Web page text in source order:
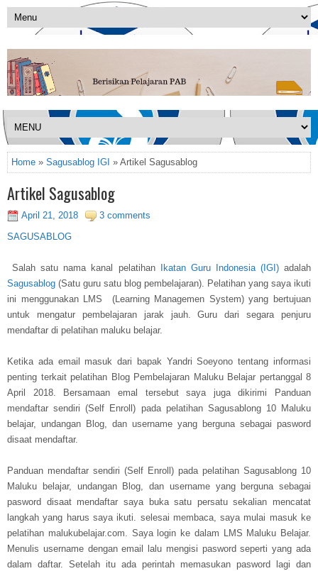
Home » Sagusablog IGI » Artikel Sagusablog
Artikel Sagusablog
April 21, 2018
3 comments
SAGUSABLOG
Salah satu nama kanal pelatihan Ikatan Guru Indonesia (IGI)adalah
Sagusablog (Satu guru satu blog pembelajaran). Pelatihan yang saya ikuti
ini menggunakan LMS (Learning Managemen System) yang bertujuan
untuk mengatur pembelajaran jarak jauh. Guru dari segara penjuru
mendaftar di pelatihan maluku belajar.
Ketika ada email masuk dari bapak Yandri Soeyono tentang informasi
penting terkait pelatihan Blog Pembelajaran Maluku Belajar pertanggal 8
April 2018. Bersamaan emal tersebut saya juga dikirimi Panduan
mendaftar sendiri (Self Enroll) pada pelatihan Sagusablong 10 Maluku
belajar, undangan Blog, dan username yang berguna sebagai pasword
disaat mendaftar.
Panduan mendaftar sendiri (Self Enroll) pada pelatihan Sagusablong 10
Maluku belajar, undangan Blog, dan username yang berguna sebagai
pasword disaat mendaftar saya buka satu persatu sekalian mencatat
langkah yang harus saya ikuti. selesai membaca, saya mulai masuk ke
pelatihan malukubelajar.com. Saya login ke dalam LMS Maluku Belajar.
Menulis username dengan email lalu mengisi pasword seperti yang ada
dalam daftar. Setelah itu ada perintah memasukan pasword lagi dan